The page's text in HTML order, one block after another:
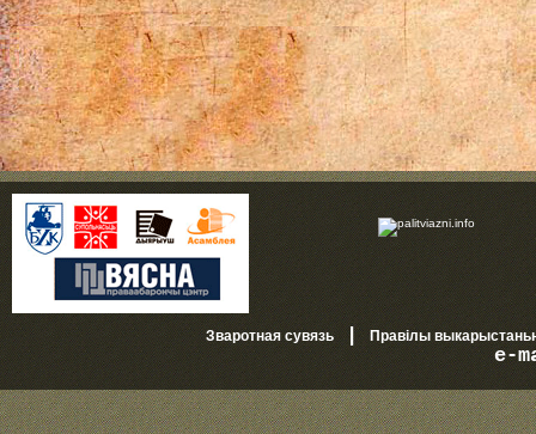
Зваротная сувязь|Правілы
e-